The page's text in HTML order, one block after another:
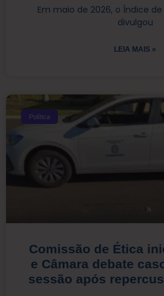
Em maio de 2026, o Índice de
divulgou
LEIA MAIS »
Política
Comissão de Ética
e Câmara debate
sessão após